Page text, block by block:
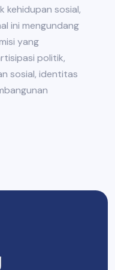
kehidupan sosial,
ini mengundang
yang
politik,
sosial, identitas